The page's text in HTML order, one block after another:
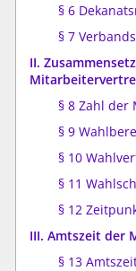
§ 6
§ 7
II.
§ 8 Zahl der
§ 9
§ 10
§ 11
§ 12
III. Amtszeit der
§ 13